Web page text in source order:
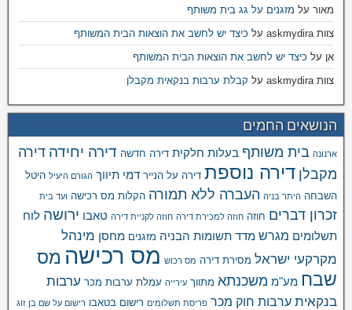
מאור על מזגנים על גג בית משותף
צוות askmydira
על כיצד יש לחשב את הוצאות הבית המשותף
אן על כיצד יש לחשב את הוצאות הבית המשותף
צוות askmydira
על קבלת ערבות בנקאית מקבלן
הנושאים החמים
ארנונה בית משותף בעלות חלקית דירה חדשה דירה יחידה דירה
מקבלן דירה נוספת דירה על הנייר דמי תיווך הגורם היעיל היטל
השבחה היתר בניה העברה ללא תמורה הקלות מס רכישה ועד בית
זכרון דברים חוזה חוזה למכירת דירה חוזה לקניית דירה טאבו ירושה לוח
תשלומים מגרש מדד תשומות הבניה מזגנים מחסן מינהל
מקרקעי ישראל מסירת דירה מס רכוש מס רכישה מס
שבח מע"מ משכנתא מתווך עירייה עמלת ערבות מכר ערבות
בנקאית ערבות חוק מכר פריסת תשלומים רישום בטאבו רישום על שם בן זוג